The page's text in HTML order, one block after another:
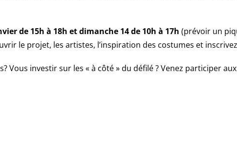
de 15h à 18h et dimanche 14 de 10h à 17h (prévoir un
le projet, les artistes, l’inspiration des costumes et
Vous investir sur les « à côté » du défilé ? Venez participer